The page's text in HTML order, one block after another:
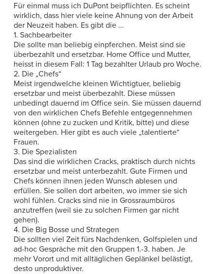
Für einmal muss ich DuPont beipflichten. Es scheint
wirklich, dass hier viele keine Ahnung von der Arbeit
der Neuzeit haben. Es gibt die …
1. Sachbearbeiter
Die sollte man beliebig einpferchen. Meist sind sie
überbezahlt und ersetzbar. Home Office und Mutter,
heisst in diesem Fall: 1 Tag bezahlter Urlaub pro Woche.
2. Die „Chefs“
Meist irgendwelche kleinen Wichtigtuer, beliebig
ersetzbar und meist überbezahlt. Diese müssen
unbedingt dauernd im Office sein. Sie müssen dauernd
von den wirklichen Chefs Befehle entgegennehmen
können (ohne zu zucken und Kritik, bitte) und diese
weitergeben. Hier gibt es auch viele „talentierte“
Frauen.
3. Die Spezialisten
Das sind die wirklichen Cracks, praktisch durch nichts
ersetzbar und meist unterbezahlt. Gute Firmen und
Chefs können ihnen jeden Wunsch ablesen und
erfüllen. Sie sollen dort arbeiten, wo immer sie sich
wohl fühlen. Cracks sind nie in Grossraumbüros
anzutreffen (weil sie zu solchen Firmen gar nicht
gehen).
4. Die Big Bosse und Strategen
Die sollten viel Zeit fürs Nachdenken, Golfspielen und
ad-hoc Gespräche mit den Gruppen 1.-3. haben. Je
mehr Vorort und mit alltäglichen Geplänkel belästigt,
desto unproduktiver.